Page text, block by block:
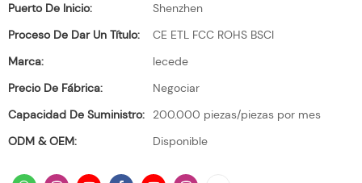
Puerto De Inicio:
Shenzhen
Proceso De Dar Un Título:
CE ETL FCC ROHS BSCI
Marca:
lecede
Precio De Fábrica:
Negociar
Capacidad De Suministro:
200.000 piezas/piezas por mes
ODM & OEM:
Disponible